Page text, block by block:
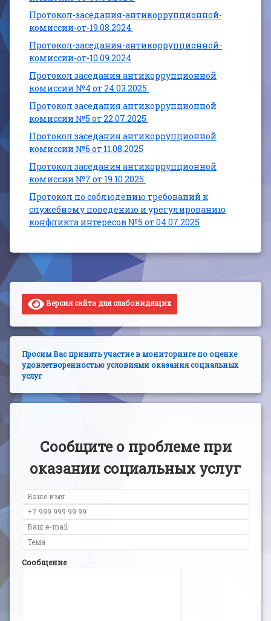
Протокол-заседания-антикоррупционной-
комиссии-от-19.08.2024
Протокол-заседания-антикоррупционной-
комиссии-от-10.09.2024
Протокол заседания антикоррупционной
комиссии №4 от 24.03.2025
Протокол заседания антикоррупционной
комиссии №5 от 22.07.2025
Протокол заседания антикоррупционной
комиссии №6 от 11.08.2025
Протокол заседания антикоррупционной
комиссии №7 от 19.10.2025
Протокол по соблюдению требований к
служебному поведению и урегулированию
конфликта интересов №5 от 04.07.2025
Версия сайта для слабовидящих
Просим Вас принять участие в мониторинге по оценке
удовлетворенностью условиями оказания социальных
услуг
Сообщите о проблеме при
оказании социальных услуг
Сообщение